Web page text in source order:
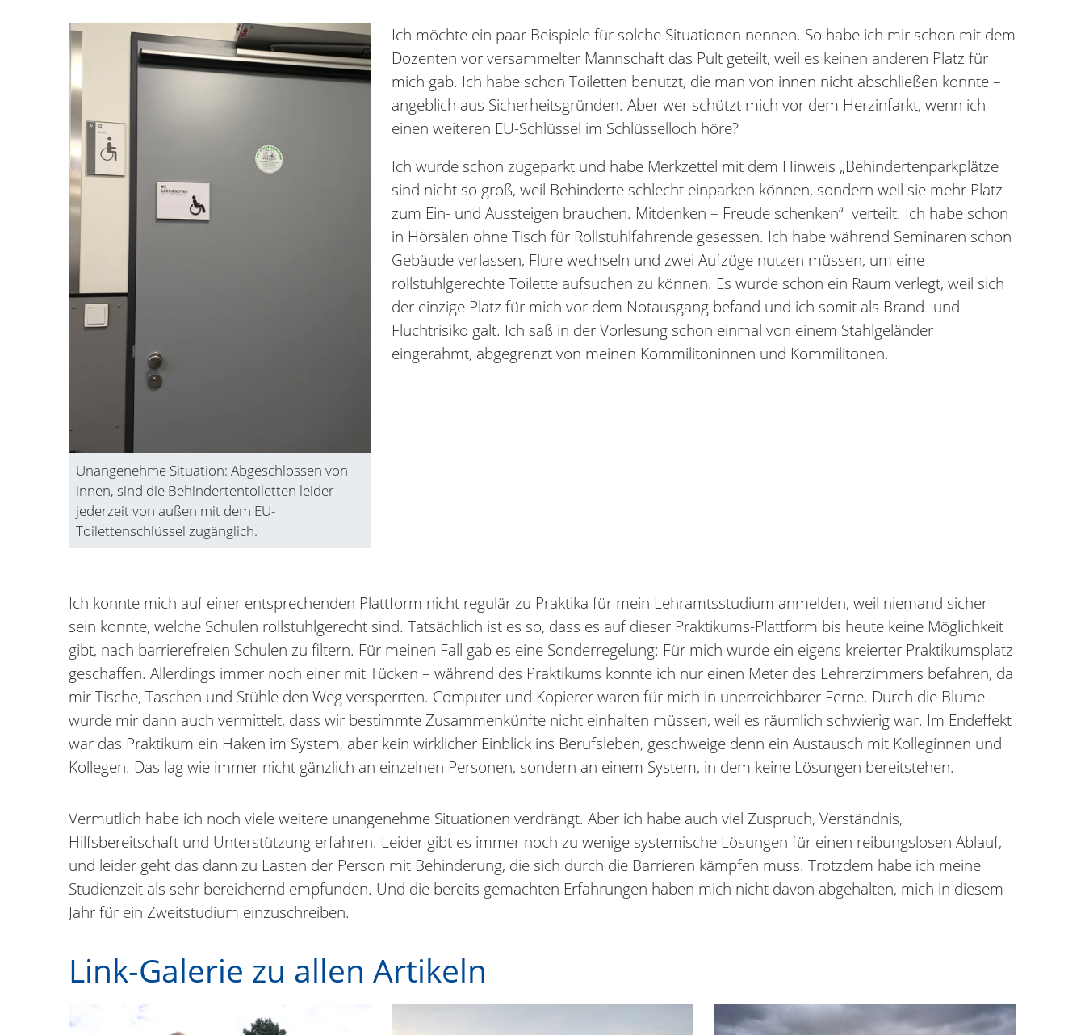
Unangenehme Situation: Abgeschlossen von
innen, sind die Behindertentoiletten leider
jederzeit von außen mit dem EU-
Toilettenschlüssel zugänglich.
Ich möchte ein paar Beispiele für solche Situationen nennen. So habe ich mir schon mit dem
Dozenten vor versammelter Mannschaft das Pult geteilt, weil es keinen anderen Platz für
mich gab. Ich habe schon Toiletten benutzt, die man von innen nicht abschließen konnte –
angeblich aus Sicherheitsgründen. Aber wer schützt mich vor dem Herzinfarkt, wenn ich
einen weiteren EU-Schlüssel im Schlüsselloch höre?
Ich wurde schon zugeparkt und habe Merkzettel mit dem Hinweis „Behindertenparkplätze
sind nicht so groß, weil Behinderte schlecht einparken können, sondern weil sie mehr Platz
zum Ein- und Aussteigen brauchen. Mitdenken – Freude schenken“ verteilt. Ich habe schon
in Hörsälen ohne Tisch für Rollstuhlfahrende gesessen. Ich habe während Seminaren schon
Gebäude verlassen, Flure wechseln und zwei Aufzüge nutzen müssen, um eine
rollstuhlgerechte Toilette aufsuchen zu können. Es wurde schon ein Raum verlegt, weil sich
der einzige Platz für mich vor dem Notausgang befand und ich somit als Brand- und
Fluchtrisiko galt. Ich saß in der Vorlesung schon einmal von einem Stahlgeländer
eingerahmt, abgegrenzt von meinen Kommilitoninnen und Kommilitonen.
Ich konnte mich auf einer entsprechenden Plattform nicht regulär zu Praktika für mein Lehramtsstudium anmelden, weil niemand sicher
sein konnte, welche Schulen rollstuhlgerecht sind. Tatsächlich ist es so, dass es auf dieser Praktikums-Plattform bis heute keine Möglichkeit
gibt, nach barrierefreien Schulen zu filtern. Für meinen Fall gab es eine Sonderregelung: Für mich wurde ein eigens kreierter Praktikumsplatz
geschaffen. Allerdings immer noch einer mit Tücken – während des Praktikums konnte ich nur einen Meter des Lehrerzimmers befahren, da
mir Tische, Taschen und Stühle den Weg versperrten. Computer und Kopierer waren für mich in unerreichbarer Ferne. Durch die Blume
wurde mir dann auch vermittelt, dass wir bestimmte Zusammenkünfte nicht einhalten müssen, weil es räumlich schwierig war. Im Endeffekt
war das Praktikum ein Haken im System, aber kein wirklicher Einblick ins Berufsleben, geschweige denn ein Austausch mit Kolleginnen und
Kollegen. Das lag wie immer nicht gänzlich an einzelnen Personen, sondern an einem System, in dem keine Lösungen bereitstehen.
Vermutlich habe ich noch viele weitere unangenehme Situationen verdrängt. Aber ich habe auch viel Zuspruch, Verständnis,
Hilfsbereitschaft und Unterstützung erfahren. Leider gibt es immer noch zu wenige systemische Lösungen für einen reibungslosen Ablauf,
und leider geht das dann zu Lasten der Person mit Behinderung, die sich durch die Barrieren kämpfen muss. Trotzdem habe ich meine
Studienzeit als sehr bereichernd empfunden. Und die bereits gemachten Erfahrungen haben mich nicht davon abgehalten, mich in diesem
Jahr für ein Zweitstudium einzuschreiben.
Link-Galerie zu allen Artikeln